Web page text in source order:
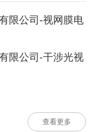
限公司-视网膜电
限公司-干涉光视
查看更多